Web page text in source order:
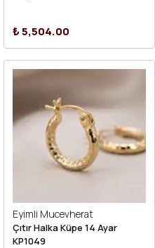
₺ 5,504.00
Eyimli Mucevherat
Çıtır Halka Küpe 14 Ayar
KP1049